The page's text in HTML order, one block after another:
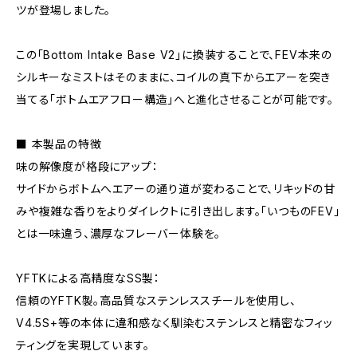
ツが登場しました。
この「Bottom Intake Base V2」に換装することで、FEV本来の
シルキーなミストはそのままに、コイルの真下からエアーを突き
当てる「ボトムエアフロー構造」へと進化させることが可能です。
■ 本製品の特徴
味の解像度が格段にアップ：
サイドからボトムへエアーの通り道が変わることで、リキッドの甘
みや複雑な香りをよりダイレクトに引き出します。「いつものFEV」
とは一味違う、濃厚なフレーバー体験を。
YFTKによる高精度なSS製：
信頼のYFTK製。高品質なステンレススチールを使用し、
V4.5S+等の本体に違和感なく馴染むステンレスと精密なフィッ
ティングを実現しています。